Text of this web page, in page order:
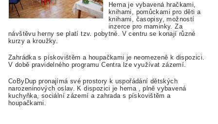
Herna je vybavená hračkami,
knihami, pomůckami pro děti a
knihami, časopisy, možností
inzerce pro maminky. Za
návštěvu herny se platí tzv. pobytné. V centru se konají různé
kurzy a kroužky.
Zahrádka s pískovištěm a houpačkami je neomezeně k dispozici.
V době pravidelného programu Centra lze využívat zázemí.
CoByDup pronajímá své prostory k uspořádání dětských
narozeninových oslav. K dispozici je herna , plně vybavená
kuchyňka, sociální zázemí a zahrada s pískovištěm a
houpačkami.